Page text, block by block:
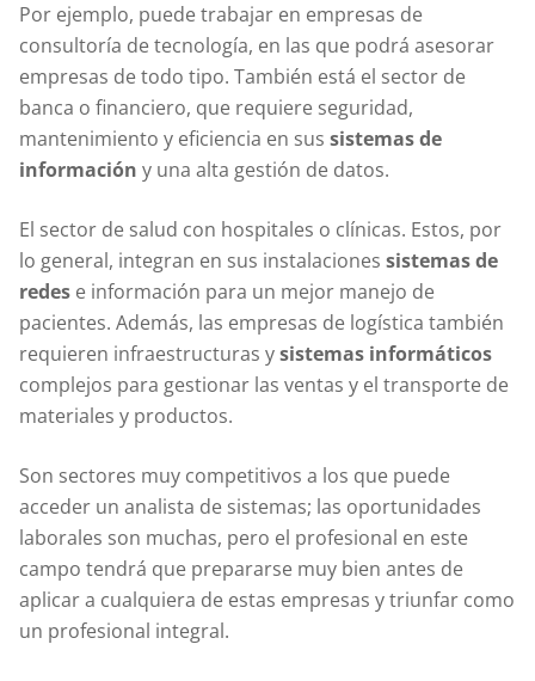
Por ejemplo, puede trabajar en empresas de
consultoría de tecnología, en las que podrá asesorar
empresas de todo tipo. También está el sector de
banca o financiero, que requiere seguridad,
mantenimiento y eficiencia en sus sistemas de
información y una alta gestión de datos.
El sector de salud con hospitales o clínicas. Estos, por
lo general, integran en sus instalaciones sistemas de
redes e información para un mejor manejo de
pacientes. Además, las empresas de logística también
requieren infraestructuras ysistemas informáticos
complejos para gestionar las ventas y el transporte de
materiales y productos.
Son sectores muy competitivos a los que puede
acceder un analista de sistemas; las oportunidades
laborales son muchas, pero el profesional en este
campo tendrá que prepararse muy bien antes de
aplicar a cualquiera de estas empresas y triunfar como
un profesional integral.